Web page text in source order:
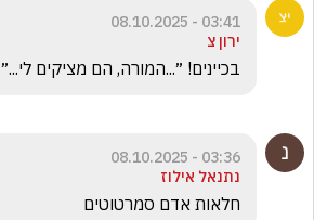
03:41 - 08.10.2025
ירון צ
בכיינים! ״...המורה, הם מציקים לי...״
03:36 - 08.10.2025
נתנאל אילוז
חלאות אדם סמרטוטים